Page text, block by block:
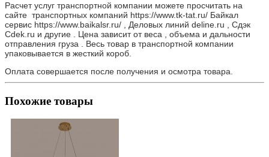
Расчет услуг транспортной компании можете просчитать на
сайте транспортных компаний https://www.tk-tat.ru/ Байкал
сервис https://www.baikalsr.ru/ , Деловых линий deline.ru , Сдэк
Cdek.ru и другие . Цена зависит от веса , объема и дальности
отправления груза . Весь товар в транспортной компании
упаковывается в жесткий короб.
Оплата совершается после получения и осмотра товара.
Похожие товары